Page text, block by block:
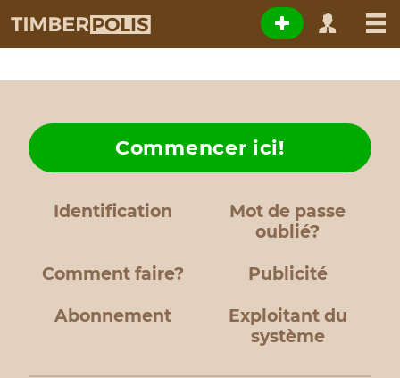
Identification
Mot de passe
oublié?
Comment faire?
Commencer ici!
Publicité
Abonnement
Exploitant du
système